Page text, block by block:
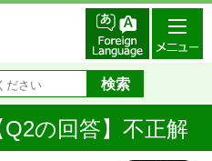
の回答】不正解